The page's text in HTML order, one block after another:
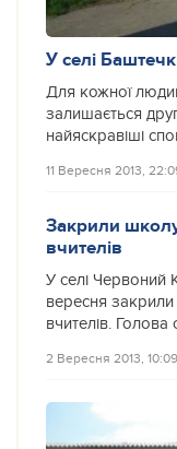
У селі
Для кожної
залишається
найяскравіші
11 Вересня 2013,
Закрили
вчителів
У селі Червоний
вересня
вчителів.
2 Вересня 2013, 10:09